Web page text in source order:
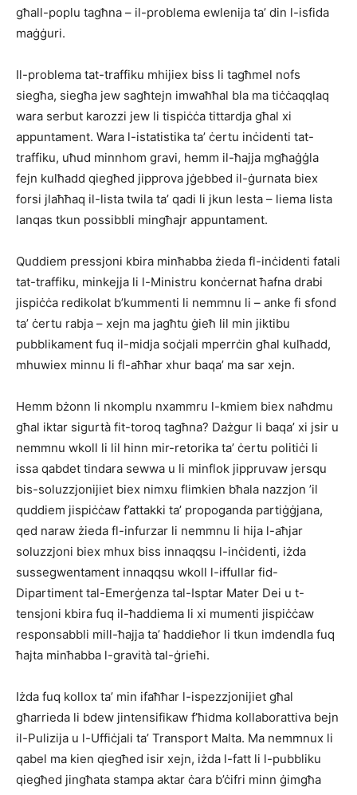
għall-poplu tagħna – il-problema ewlenija ta’ din l-isfida
maġġuri.
Il-problema tat-traffiku mhijiex biss li tagħmel nofs
siegħa, siegħa jew sagħtejn imwaħħal bla ma tiċċaqqlaq
wara serbut karozzi jew li tispiċċa tittardja għal xi
appuntament. Wara l-istatistika ta’ ċertu inċidenti tat-
traffiku, uħud minnhom gravi, hemm il-ħajja mgħaġġla
fejn kulħadd qiegħed jipprova jġebbed il-ġurnata biex
forsi jlaħħaq il-lista twila ta’ qadi li jkun lesta – liema lista
lanqas tkun possibbli mingħajr appuntament.
Quddiem pressjoni kbira minħabba żieda fl-inċidenti fatali
tat-traffiku, minkejja li l-Ministru konċernat ħafna drabi
jispiċċa redikolat b’kummenti li nemmnu li – anke fi sfond
ta’ ċertu rabja – xejn ma jagħtu ġieħ lil min jiktibu
pubblikament fuq il-midja soċjali mperrċin għal kulħadd,
mhuwiex minnu li fl-aħħar xhur baqa’ ma sar xejn.
Hemm bżonn li nkomplu nxammru l-kmiem biex naħdmu
għal iktar sigurtà fit-toroq tagħna? Dażgur li baqa’ xi jsir u
nemmnu wkoll li lil hinn mir-retorika ta’ ċertu politiċi li
issa qabdet tindara sewwa u li minflok jippruvaw jersqu
bis-soluzzjonijiet biex nimxu flimkien bħala nazzjon ’il
quddiem jispiċċaw f’attakki ta’ propoganda partiġġjana,
qed naraw żieda fl-infurzar li nemmnu li hija l-aħjar
soluzzjoni biex mhux biss innaqqsu l-inċidenti, iżda
sussegwentament innaqqsu wkoll l-iffullar fid-
Dipartiment tal-Emerġenza tal-Isptar Mater Dei u t-
tensjoni kbira fuq il-ħaddiema li xi mumenti jispiċċaw
responsabbli mill-ħajja ta’ ħaddieħor li tkun imdendla fuq
ħajta minħabba l-gravità tal-ġrieħi.
Iżda fuq kollox ta’ min ifaħħar l-ispezzjonijiet għal
għarrieda li bdew jintensifikaw f’ħidma kollaborattiva bejn
il-Pulizija u l-Uffiċjali ta’ Transport Malta. Ma nemmnux li
qabel ma kien qiegħed isir xejn, iżda l-fatt li l-pubbliku
qiegħed jingħata stampa aktar ċara b’ċifri minn ġimgħa